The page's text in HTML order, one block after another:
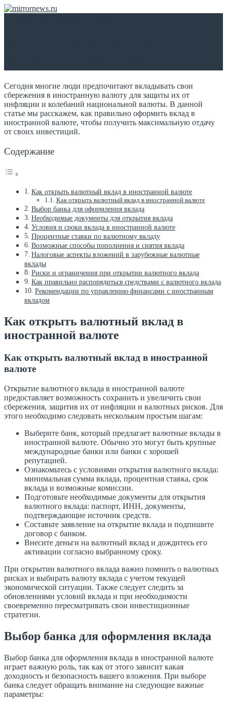
Сегодня многие люди предпочитают вкладывать свои
сбережения в иностранную валюту для защиты их от
инфляции и колебаний национальной валюты. В данной
статье мы расскажем, как правильно оформить вклад в
иностранной валюте, чтобы получить максимальную отдачу
от своих инвестиций.
Содержание
Как открыть валютный вклад в иностранной валюте
Как открыть валютный вклад в иностранной валюте
Выбор банка для оформления вклада
Необходимые документы для открытия вклада
Условия и сроки вклада в иностранной валюте
Процентные ставки по валютному вкладу
Возможные способы пополнения и снятия вклада
Налоговые аспекты вложений в зарубежные валютные
вклады
Риски и ограничения при открытии валютного вклада
Как правильно распорядиться средствами с валютного вклада
Рекомендации по управлению финансами с иностранным
вкладом
Как открыть валютный вклад в
иностранной валюте
Как открыть валютный вклад в иностранной
валюте
Открытие валютного вклада в иностранной валюте
предоставляет возможность сохранить и увеличить свои
сбережения, защитив их от инфляции и валютных рисков. Для
этого необходимо следовать нескольким простым шагам:
Выберите банк, который предлагает валютные вклады в
иностранной валюте. Обычно это могут быть крупные
международные банки или банки с хорошей
репутацией.
Ознакомьтесь с условиями открытия валютного вклада:
минимальная сумма вклада, процентная ставка, срок
вклада и возможные комиссии.
Подготовьте необходимые документы для открытия
валютного вклада: паспорт, ИНН, документы,
подтверждающие источник средств.
Составьте заявление на открытие вклада и подпишите
договор с банком.
Внесите деньги на валютный вклад и дождитесь его
активации согласно выбранному сроку.
При открытии валютного вклада важно помнить о валютных
рисках и выбирать валюту вклада с учетом текущей
экономической ситуации. Также следует следить за
обновлениями условий вклада и при необходимости
своевременно пересматривать свои инвестиционные
стратегии.
Выбор банка для оформления вклада
Выбор банка для оформления вклада в иностранной валюте
играет важную роль, так как от этого зависит какая
доходность и безопасность вашего вложения. При выборе
банка следует обращать внимание на следующие важные
параметры: